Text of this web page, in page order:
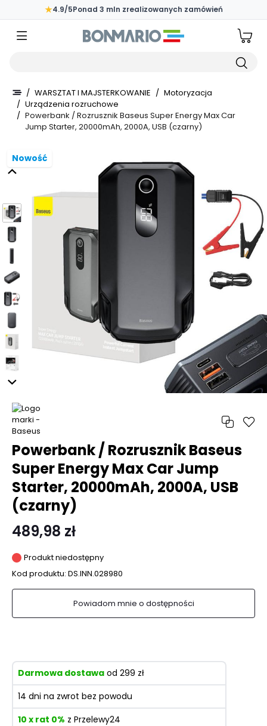
Przejdź do głównej zawartości strony
★4.9/5Ponad 3 mln zrealizowanych zamówień
/ WARSZTAT I MAJSTERKOWANIE / Motoryzacja
/ Urządzenia rozruchowe
/ Powerbank / Rozrusznik Baseus Super Energy Max Car
Jump Starter, 20000mAh, 2000A, USB (czarny)
Powerbank / Rozrusznik Baseus
Super Energy Max Car Jump
Starter, 20000mAh, 2000A, USB
(czarny)
489,98 zł
Produkt niedostępny
Kod produktu: DS.INN.028980
Powiadom mnie o dostępności
Darmowa dostawa od 299 zł
14 dni na zwrot bez powodu
10 x rat 0% z Przelewy24
Nowość